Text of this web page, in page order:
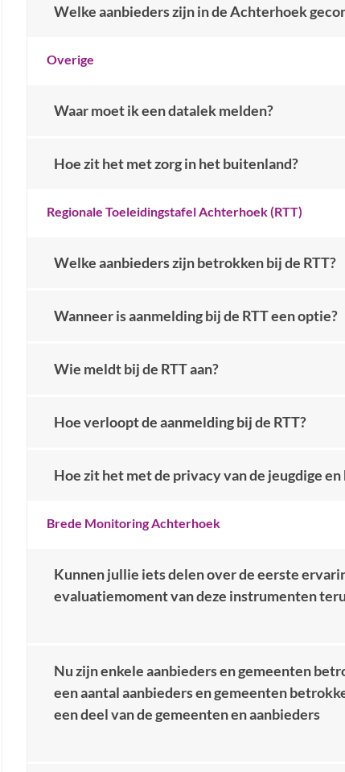
Welke aanbieders zijn in de Achterhoek
Overige
Waar moet ik een datalek melden?
Hoe zit het met zorg in het buitenland?
Regionale Toeleidingstafel Achterhoek (RTT)
Welke aanbieders zijn betrokken bij de RTT?
Wanneer is aanmelding bij de RTT een optie?
Wie meldt bij de RTT aan?
Hoe verloopt de aanmelding bij de RTT?
Hoe zit het met de privacy van de jeugdige en
Brede Monitoring Achterhoek
Kunnen jullie iets delen over de eerste
evaluatiemoment van deze instrumenten
Nu zijn enkele aanbieders en gemeenten
een aantal aanbieders en gemeenten
een deel van de gemeenten en aanbieders